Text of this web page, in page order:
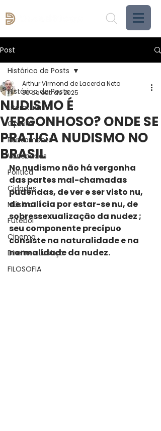
Post
Histórico de Posts
Literatura
Opinião
Pensamento
Variedades
Política
Cidades
Música
Futebol
Cinema
Direito e Justiça
FILOSOFIA
Histórico de Posts
NUDISMO É
VERGONHOSO? ONDE SE
PRATICA NUDISMO NO
BRASIL
Arthur Virmond de Lacerda Neto
30 de out. de 2025
No nudismo não há vergonha
das partes mal-chamadas
pudendas, de ver e ser visto nu,
de malícia por estar-se nu, de
sobressexualização da nudez ;
seu componente precípuo
consiste na naturalidade e na
normalidade da nudez.